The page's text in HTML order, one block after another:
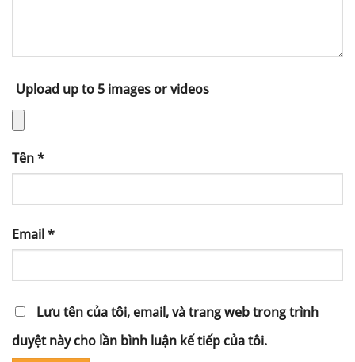
Upload up to 5 images or videos
Tên*
Email*
Lưu tên của tôi, email, và trang web trong trình
duyệt này cho lần bình luận kế tiếp của tôi.